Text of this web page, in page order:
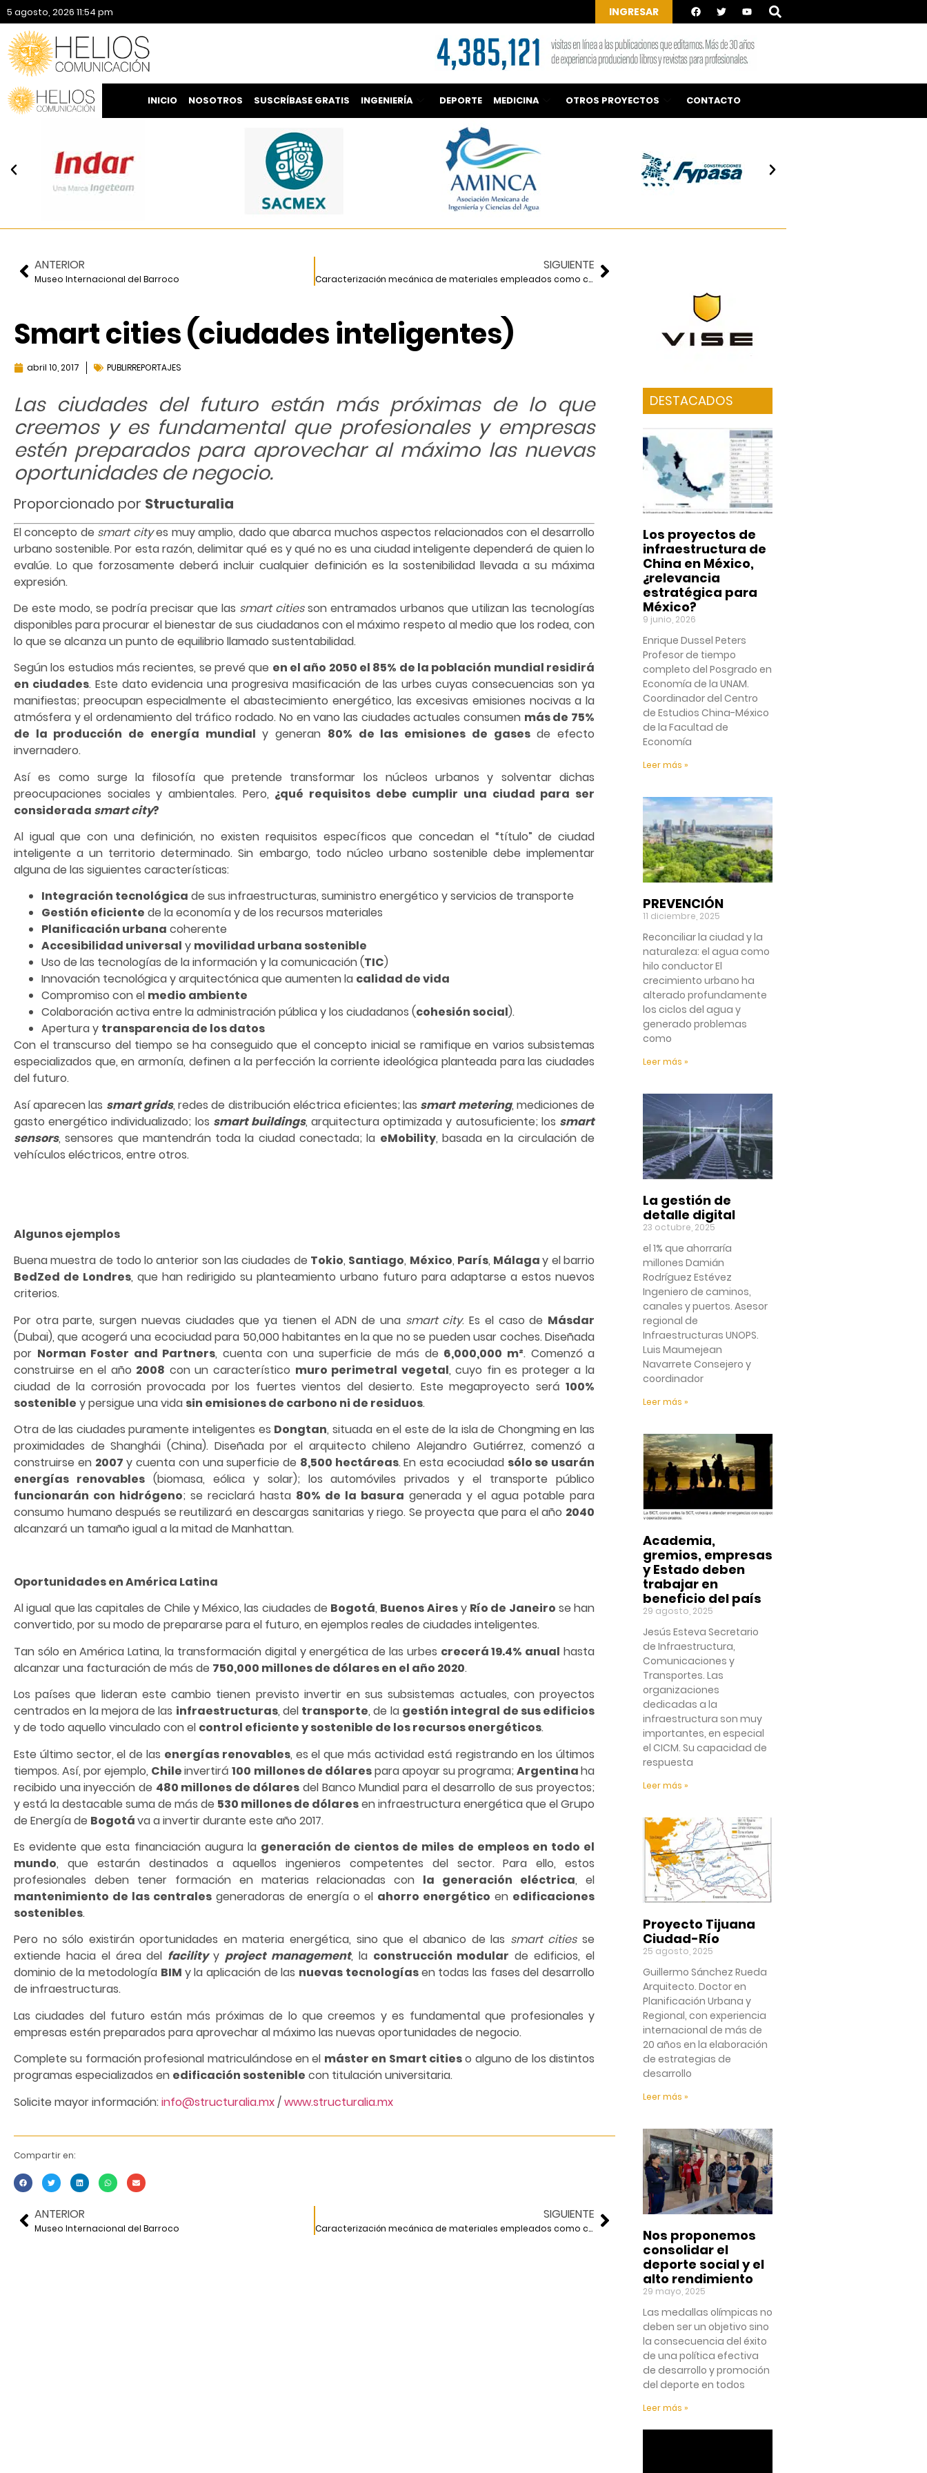
5 agosto, 2026 11:54 pm INGRESAR
INICIO NOSOTROS SUSCRÍBASE GRATIS INGENIERÍA DEPORTE MEDICINA OTROS PROYECTOS CONTACTO
ANTERIOR
Museo Internacional del Barroco
SIGUIENTE
Caracterización mecánica de materiales empleados como celdas de deformación en pilotes de control
Smart cities (ciudades inteligentes)
abril 10, 2017 PUBLIRREPORTAJES
Las ciudades del futuro están más próximas de lo que
creemos y es fundamental que profesionales y empresas
estén preparados para aprovechar al máximo las nuevas
oportunidades de negocio.
Proporcionado por Structuralia
El concepto de smart cityes muy amplio, dado que abarca muchos aspectos relacionados con el desarrollo
urbano sostenible. Por esta razón, delimitar qué es y qué no es una ciudad inteligente dependerá de quien lo
evalúe. Lo que forzosamente deberá incluir cualquier definición es la sostenibilidad llevada a su máxima
expresión.
De este modo, se podría precisar que las smart citiesson entramados urbanos que utilizan las tecnologías
disponibles para procurar el bienestar de sus ciudadanos con el máximo respeto al medio que los rodea, con
lo que se alcanza un punto de equilibrio llamado sustentabilidad.
Según los estudios más recientes, se prevé que en el año 2050 el 85% de la población mundial residirá
en ciudades. Este dato evidencia una progresiva masificación de las urbes cuyas consecuencias son ya
manifiestas; preocupan especialmente el abastecimiento energético, las excesivas emisiones nocivas a la
atmósfera y el ordenamiento del tráfico rodado. No en vano las ciudades actuales consumen más de 75%
de la producción de energía mundial y generan 80% de las emisiones de gasesde efecto
invernadero.
Así es como surge la filosofía que pretende transformar los núcleos urbanos y solventar dichas
preocupaciones sociales y ambientales. Pero, ¿qué requisitos debe cumplir una ciudad para ser
considerada smart city?
Al igual que con una definición, no existen requisitos específicos que concedan el “título” de ciudad
inteligente a un territorio determinado. Sin embargo, todo núcleo urbano sostenible debe implementar
alguna de las siguientes características:
Integración tecnológica de sus infraestructuras, suministro energético y servicios de transporte
Gestión eficiente de la economía y de los recursos materiales
Planificación urbana coherente
Accesibilidad universal y movilidad urbana sostenible
Uso de las tecnologías de la información y la comunicación (TIC)
Innovación tecnológica y arquitectónica que aumenten la calidad de vida
Compromiso con el medio ambiente
Colaboración activa entre la administración pública y los ciudadanos (cohesión social).
Apertura y transparencia de los datos
Con el transcurso del tiempo se ha conseguido que el concepto inicial se ramifique en varios subsistemas
especializados que, en armonía, definen a la perfección la corriente ideológica planteada para las ciudades
del futuro.
Así aparecen las smart grids, redes de distribución eléctrica eficientes; las smart metering, mediciones de
gasto energético individualizado; los smart buildings, arquitectura optimizada y autosuficiente; los smart
sensors, sensores que mantendrán toda la ciudad conectada; la eMobility, basada en la circulación de
vehículos eléctricos, entre otros.
Algunos ejemplos
Buena muestra de todo lo anterior son las ciudades de Tokio, Santiago, México, París, Málagay el barrio
BedZed de Londres, que han redirigido su planteamiento urbano futuro para adaptarse a estos nuevos
criterios.
Por otra parte, surgen nuevas ciudades que ya tienen el ADN de una smart city. Es el caso de Másdar
(Dubai), que acogerá una ecociudad para 50,000 habitantes en la que no se pueden usar coches. Diseñada
por Norman Foster and Partners, cuenta con una superficie de más de 6,000,000 m². Comenzó a
construirse en el año 2008 con un característico muro perimetral vegetal, cuyo fin es proteger a la
ciudad de la corrosión provocada por los fuertes vientos del desierto. Este megaproyecto será 100%
sostenible y persigue una vida sin emisiones de carbono ni de residuos.
Otra de las ciudades puramente inteligentes es Dongtan, situada en el este de la isla de Chongming en las
proximidades de Shanghái (China). Diseñada por el arquitecto chileno Alejandro Gutiérrez, comenzó a
construirse en 2007 y cuenta con una superficie de 8,500 hectáreas. En esta ecociudad sólo se usarán
energías renovables(biomasa, eólica y solar); los automóviles privados y el transporte público
funcionarán con hidrógeno; se reciclará hasta 80% de la basura generada y el agua potable para
consumo humano después se reutilizará en descargas sanitarias y riego. Se proyecta que para el año 2040
alcanzará un tamaño igual a la mitad de Manhattan.
Oportunidades en América Latina
Al igual que las capitales de Chile y México, las ciudades de Bogotá, Buenos Airesy Río de Janeiro se han
convertido, por su modo de prepararse para el futuro, en ejemplos reales de ciudades inteligentes.
Tan sólo en América Latina, la transformación digital y energética de las urbes crecerá 19.4% anual hasta
alcanzar una facturación de más de 750,000 millones de dólares en el año 2020.
Los países que lideran este cambio tienen previsto invertir en sus subsistemas actuales, con proyectos
centrados en la mejora de las infraestructuras, del transporte, de la gestión integral de sus edificios
y de todo aquello vinculado con el control eficiente y sostenible de los recursos energéticos.
Este último sector, el de las energías renovables, es el que más actividad está registrando en los últimos
tiempos. Así, por ejemplo, Chileinvertirá100 millones de dólarespara apoyar su programa;Argentinaha
recibido una inyección de 480 millones de dólares del Banco Mundial para el desarrollo de sus proyectos;
y está la destacable suma de más de 530 millones de dólaresen infraestructura energética que el Grupo
de Energía de Bogotáva a invertir durante este año 2017.
Es evidente que esta financiación augura la generación de cientos de miles de empleos en todo el
mundo, que estarán destinados a aquellos ingenieros competentes del sector. Para ello, estos
profesionales deben tener formación en materias relacionadas con la generación eléctrica, el
mantenimiento de las centrales generadoras de energía o el ahorro energético en edificaciones
sostenibles.
Pero no sólo existirán oportunidades en materia energética, sino que el abanico de las smart citiesse
extiende hacia el área del facility yproject management, la construcción modular de edificios, el
dominio de la metodología BIM y la aplicación de las nuevas tecnologíasen todas las fases del desarrollo
de infraestructuras.
Las ciudades del futuro están más próximas de lo que creemos y es fundamental que profesionales y
empresas estén preparados para aprovechar al máximo las nuevas oportunidades de negocio.
Complete su formación profesional matriculándose en el máster en Smart citieso alguno de los distintos
programas especializados en edificación sostenible con titulación universitaria.
Solicite mayor información:info@structuralia.mx /www.structuralia.mx
Compartir en:
ANTERIOR
Museo Internacional del Barroco
SIGUIENTE
Caracterización mecánica de materiales empleados como celdas de deformación en pilotes de control
DESTACADOS
Los proyectos de
infraestructura de
China en México,
¿relevancia
estratégica para
México?
9 junio, 2026
Enrique Dussel Peters
Profesor de tiempo
completo del Posgrado en
Economía de la UNAM.
Coordinador del Centro
de Estudios China-México
de la Facultad de
Economía
Leer más »
PREVENCIÓN
11 diciembre, 2025
Reconciliar la ciudad y la
naturaleza: el agua como
hilo conductor El
crecimiento urbano ha
alterado profundamente
los ciclos del agua y
generado problemas
como
Leer más »
La gestión de
detalle digital
23 octubre, 2025
el 1% que ahorraría
millones Damián
Rodríguez Estévez
Ingeniero de caminos,
canales y puertos. Asesor
regional de
Infraestructuras UNOPS.
Luis Maumejean
Navarrete Consejero y
coordinador
Leer más »
Academia,
gremios, empresas
y Estado deben
trabajar en
beneficio del país
29 agosto, 2025
Jesús Esteva Secretario
de Infraestructura,
Comunicaciones y
Transportes. Las
organizaciones
dedicadas a la
infraestructura son muy
importantes, en especial
el CICM. Su capacidad de
respuesta
Leer más »
Proyecto Tijuana
Ciudad-Río
25 agosto, 2025
Guillermo Sánchez Rueda
Arquitecto. Doctor en
Planificación Urbana y
Regional, con experiencia
internacional de más de
20 años en la elaboración
de estrategias de
desarrollo
Leer más »
Nos proponemos
consolidar el
deporte social y el
alto rendimiento
29 mayo, 2025
Las medallas olímpicas no
deben ser un objetivo sino
la consecuencia del éxito
de una política efectiva
de desarrollo y promoción
del deporte en todos
Leer más »